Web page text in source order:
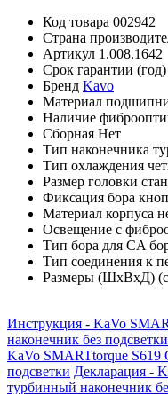
Код товара 002942
Страна
Артикул 1.008.1642
Срок гарантии (год)
Бренд Kavo
Материал
Наличие
Сборная Нет
Тип наконечника
Тип охлаждения
Размер головки
Фиксация бора
Материал корпуса
Освещение с
Тип бора для CA
Тип соединения к
Размеры (ШхВхД)
Инструкция - KaVo
наконечник без подсветки
KaVo SMARTtorque S619
подсветки Декларация -
турбинный наконечник